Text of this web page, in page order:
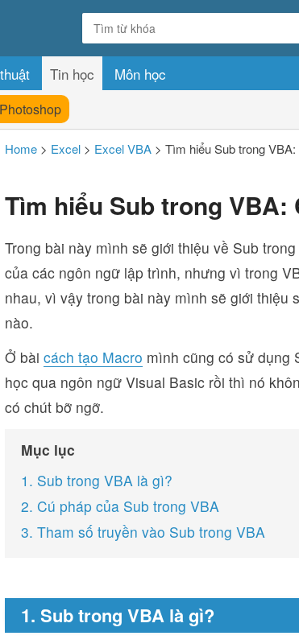
Tin học Môn học
Photoshop
Home > Excel > Excel VBA > Tìm hiểu Sub trong
Tìm hiểu Sub trong
Trong bài này mình sẽ giới thiệu về Sub
của các ngôn ngữ lập trình, nhưng vì trong
nhau, vì vậy trong bài này mình sẽ giới
nào.
Ở bài cách tạo Macro mình cũng có sử dụng
học qua ngôn ngữ Visual Basic rồi thì nó
có chút bỡ ngỡ.
Mục lục
1. Sub trong VBA là gì?
2. Cú pháp của Sub trong VBA
3. Tham số truyền vào Sub trong VBA
1. Sub trong VBA là gì?